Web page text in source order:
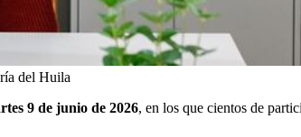
del Huila
9 de junio de 2026, en los que cientos de